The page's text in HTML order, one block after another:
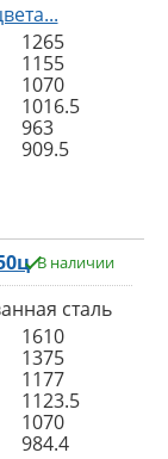
1265
1155
1070
1016.5
963
909.5
В наличии
сталь
1610
1375
1177
1123.5
1070
984.4